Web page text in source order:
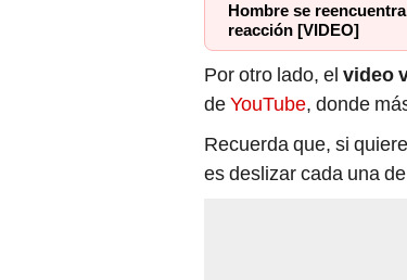
Hombre se
reacción [VIDEO]
Por otro lado, el video
deYouTube, donde
Recuerda que, si
es deslizar cada una